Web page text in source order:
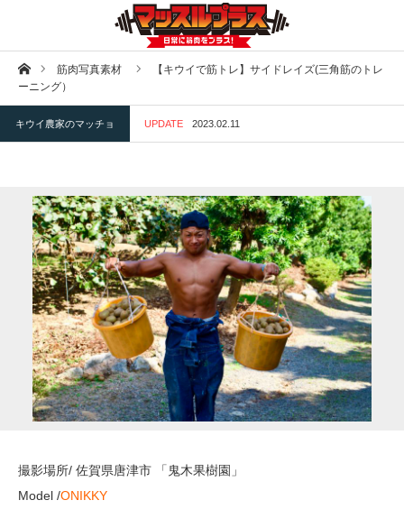
ホーム筋肉写真素材
【キウイで筋トレ】サイドレイズ(三角筋のトレ
ーニング）
キウイ農家のマッチョ UPDATE 2023.02.11
撮影場所/ 佐賀県唐津市 「鬼木果樹園」
Model /ONIKKY